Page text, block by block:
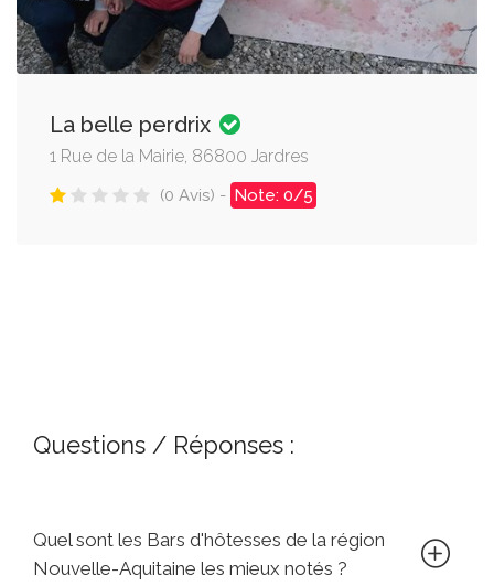
La belle perdrix
1 Rue de la Mairie, 86800 Jardres
(0 Avis) - Note: 0/5
Questions / Réponses :
Quel sont les Bars d'hôtesses de la région
Nouvelle-Aquitaine les mieux notés ?